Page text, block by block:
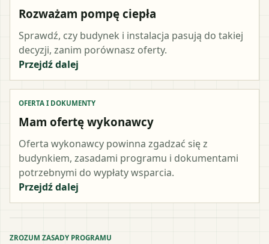
Rozważam pompę ciepła
Sprawdź, czy budynek i instalacja pasują do takiej
decyzji, zanim porównasz oferty.
Przejdź dalej
OFERTA I DOKUMENTY
Mam ofertę wykonawcy
Oferta wykonawcy powinna zgadzać się z
budynkiem, zasadami programu i dokumentami
potrzebnymi do wypłaty wsparcia.
Przejdź dalej
ZROZUM ZASADY PROGRAMU